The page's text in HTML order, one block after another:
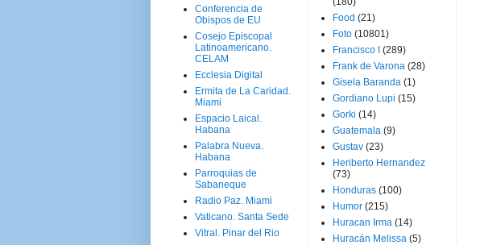
Conferencia de
Obispos de EU
Cosejo Episcopal
Latinoamericano.
CELAM
Ecclesia Digital
Ermita de La Caridad.
Miami
Espacio Laical.
Habana
Palabra Nueva.
Habana
Parroquias de
Sabaneque
Radio Paz. Miami
Vaticano. Santa Sede
Vitral. Pinar del Rio
Food (21)
Foto (10801)
Francisco I
(289)
Frank de Varona (28)
Gisela Baranda (1)
Gordiano Lupi (15)
Gorki (14)
Guatemala (9)
Gustav (23)
Heriberto Hernandez
(73)
Honduras (100)
Humor (215)
Huracan Irma (14)
Huracán Melissa (5)